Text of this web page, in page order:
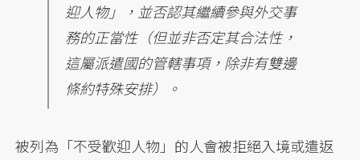
迎人物」，並否認其繼續參與外交事
務的正當性（但並非否定其合法性，
這屬派遣國的管轄事項，除非有雙邊
條約特殊安排）。
被列為「不受歡迎人物」的人會被拒絕入境或遣返